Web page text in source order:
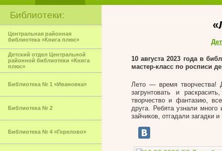
Библиотеки:
Центральная районная
библиотека «Книга плюс»
Детский отдел Центральной
районной библиотеки «Книга
плюс»
Библиотека № 1 «Ивановка»
Библиотека № 2
Библиотека № 4 «Горелово»
10 августа 2023 года в
мастер-класс по росписи
Лето — время творчества!
загрунтовать и
творчество и фантазию,
друга. Ребята узнали много
зайчиков, отгадали загадки